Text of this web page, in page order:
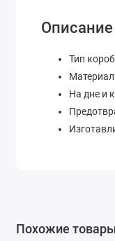
Описание
Тип
На дне и
Похожие товары